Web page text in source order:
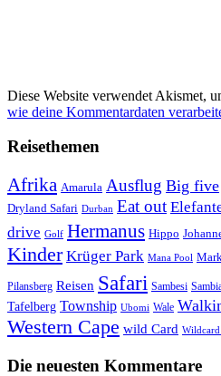
Diese Website verwendet Akismet,
wie deine Kommentardaten
Reisethemen
Afrika Amarula Ausflug Big five
Dryland Safari Durban Eat out
drive Golf Hermanus Hippo
Kinder Krüger Park Mana Pool
Pilansberg Reisen Safari Sambesi
Tafelberg Township Ubomi Wale
Western Cape wild Card
Die neuesten Kommentare